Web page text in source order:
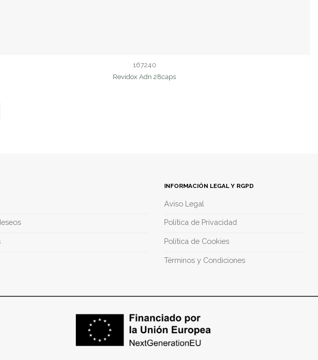
167240
Revidox Adn 28caps
INFORMACIÓN LEGAL Y RGPD
Aviso Legal
Política de Privacidad
Política de Cookies
Términos y Condiciones